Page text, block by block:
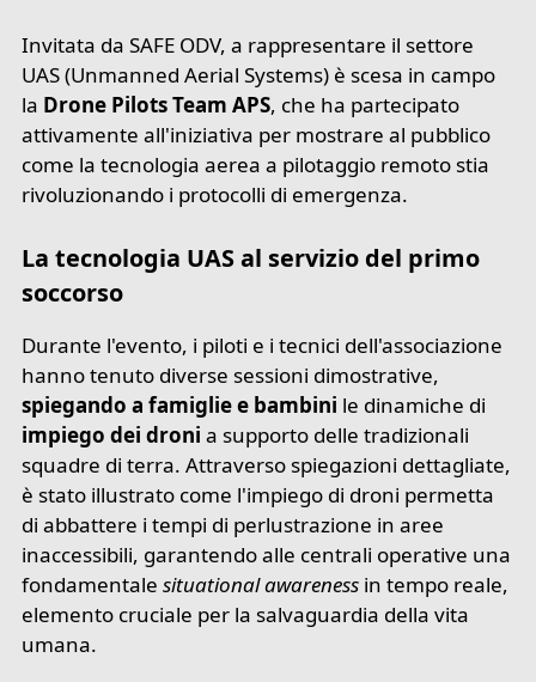
Invitata da SAFE ODV, a rappresentare il settore
UAS (Unmanned Aerial Systems) è scesa in campo
la Drone Pilots Team APS, che ha partecipato
attivamente all'iniziativa per mostrare al pubblico
come la tecnologia aerea a pilotaggio remoto stia
rivoluzionando i protocolli di emergenza.
La tecnologia UAS al servizio del primo
soccorso
Durante l'evento, i piloti e i tecnici dell'associazione
hanno tenuto diverse sessioni dimostrative,
spiegando a famiglie e bambini le dinamiche di
impiego dei droni a supporto delle tradizionali
squadre di terra. Attraverso spiegazioni dettagliate,
è stato illustrato come l'impiego di droni permetta
di abbattere i tempi di perlustrazione in aree
inaccessibili, garantendo alle centrali operative una
fondamentalesituational awareness in tempo reale,
elemento cruciale per la salvaguardia della vita
umana.